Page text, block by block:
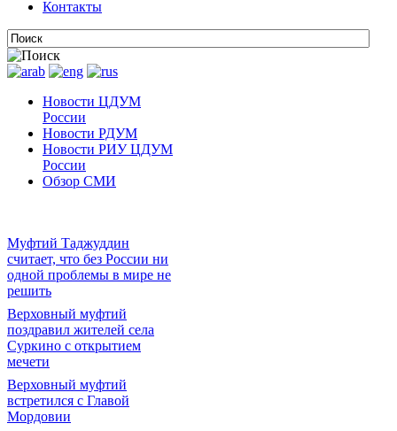
Контакты
Новости ЦДУМ
России
Новости РДУМ
Новости РИУ ЦДУМ
России
Обзор СМИ
Муфтий Таджуддин
считает, что без России ни
одной проблемы в мире не
решить
Верховный муфтий
поздравил жителей села
Суркино с открытием
мечети
Верховный муфтий
встретился с Главой
Мордовии